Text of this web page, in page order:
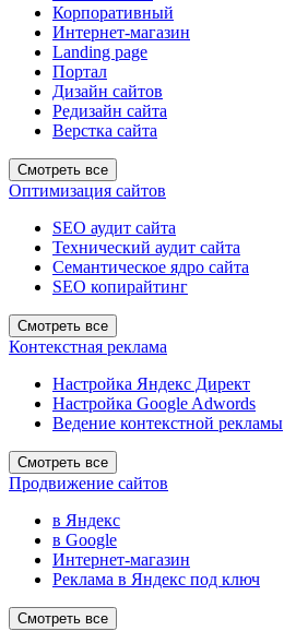
Корпоративный
Интернет-магазин
Landing page
Портал
Дизайн сайтов
Редизайн сайта
Верстка сайта
Смотреть все
Оптимизация сайтов
SEO аудит сайта
Технический аудит сайта
Семантическое ядро сайта
SEO копирайтинг
Смотреть все
Контекстная реклама
Настройка Яндекс Директ
Настройка Google Adwords
Ведение контекстной рекламы
Смотреть все
Продвижение сайтов
в Яндекс
в Google
Интернет-магазин
Реклама в Яндекс под ключ
Смотреть все